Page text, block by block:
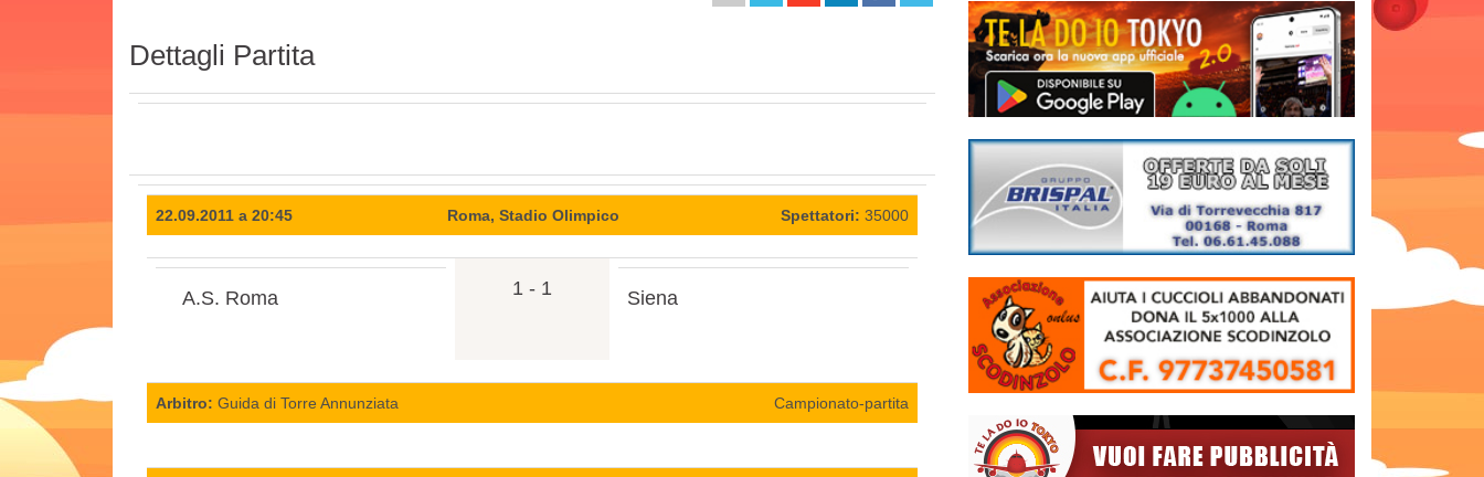
Dettagli Partita
22.09.2011 a 20:45 Roma, Stadio Olimpico Spettatori: 35000
A.S. Roma 1 - 1 Siena
Arbitro: Guida di Torre Annunziata Campionato-partita